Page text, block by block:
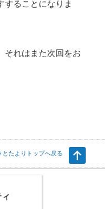
することになりま
それはまた次回をお
とたよりトップへ戻る